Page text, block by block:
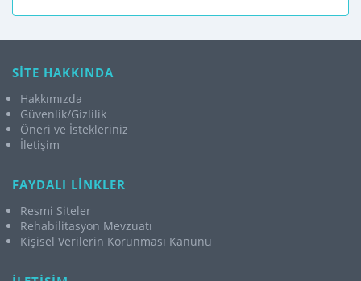
SİTE HAKKINDA
Hakkımızda
Güvenlik/Gizlilik
Öneri ve İstekleriniz
İletişim
FAYDALI LİNKLER
Resmi Siteler
Rehabilitasyon Mevzuatı
Kişisel Verilerin Korunması Kanunu